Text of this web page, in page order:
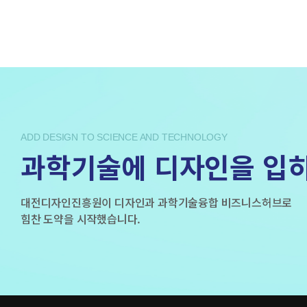
ADD DESIGN TO SCIENCE AND TECHNOLOGY
과학기술에 디자인을 입
대전디자인진흥원이 디자인과 과학기술융합 비즈니스허브로
힘찬 도약을 시작했습니다.